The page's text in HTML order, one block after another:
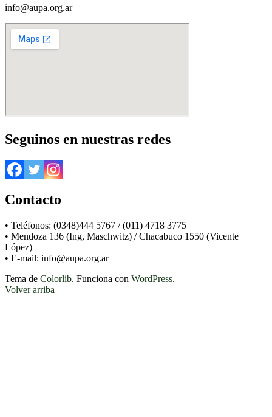
info@aupa.org.ar
Seguinos en nuestras redes
Contacto
• Teléfonos: (0348)444 5767 / (011) 4718 3775
• Mendoza 136 (Ing, Maschwitz) / Chacabuco 1550 (Vicente
López)
• E-mail: info@aupa.org.ar
Tema de Colorlib. Funciona con WordPress.
Volver arriba